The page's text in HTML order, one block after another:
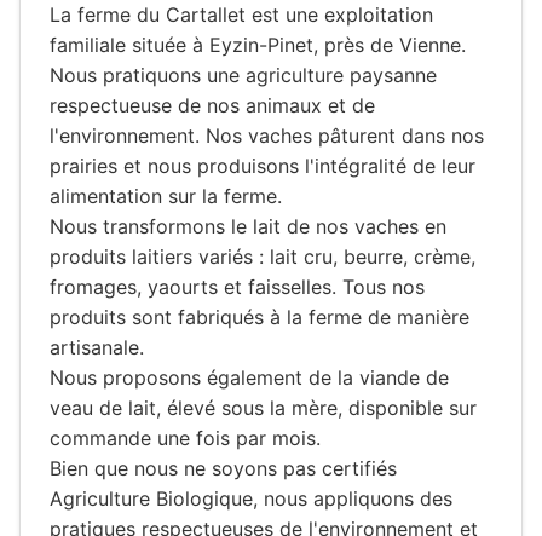
La ferme du Cartallet est une exploitation
familiale située à Eyzin-Pinet, près de Vienne.
Nous pratiquons une agriculture paysanne
respectueuse de nos animaux et de
l'environnement. Nos vaches pâturent dans nos
prairies et nous produisons l'intégralité de leur
alimentation sur la ferme.
Nous transformons le lait de nos vaches en
produits laitiers variés : lait cru, beurre, crème,
fromages, yaourts et faisselles. Tous nos
produits sont fabriqués à la ferme de manière
artisanale.
Nous proposons également de la viande de
veau de lait, élevé sous la mère, disponible sur
commande une fois par mois.
Bien que nous ne soyons pas certifiés
Agriculture Biologique, nous appliquons des
pratiques respectueuses de l'environnement et